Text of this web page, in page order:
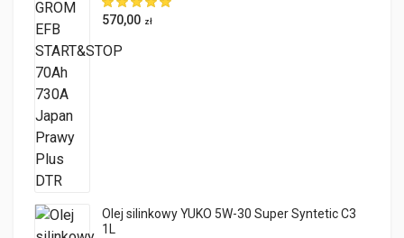
570,00 zł
Olej silinkowy YUKO 5W-30 Super Syntetic C3
1L